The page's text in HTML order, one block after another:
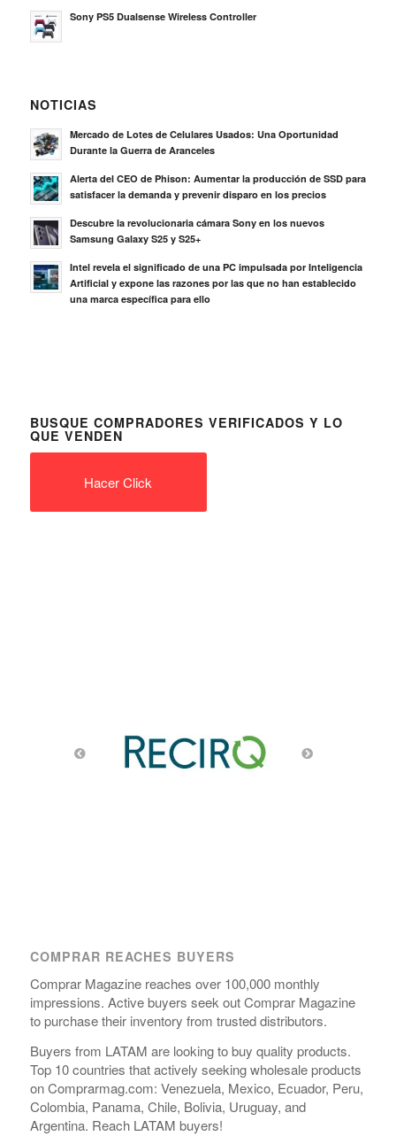
Sony PS5 Dualsense Wireless Controller
NOTICIAS
Mercado de Lotes de Celulares Usados: Una Oportunidad
Durante la Guerra de Aranceles
Alerta del CEO de Phison: Aumentar la producción de SSD para
satisfacer la demanda y prevenir disparo en los precios
Descubre la revolucionaria cámara Sony en los nuevos
Samsung Galaxy S25 y S25+
Intel revela el significado de una PC impulsada por Inteligencia
Artificial y expone las razones por las que no han establecido
una marca específica para ello
BUSQUE COMPRADORES VERIFICADOS Y LO
QUE VENDEN
Hacer Click
COMPRAR REACHES BUYERS
Comprar Magazine reaches over 100,000 monthly
impressions. Active buyers seek out Comprar Magazine
to purchase their inventory from trusted distributors.
Buyers from LATAM are looking to buy quality products.
Top 10 countries that actively seeking wholesale products
on Comprarmag.com: Venezuela, Mexico, Ecuador, Peru,
Colombia, Panama, Chile, Bolivia, Uruguay, and
Argentina. Reach LATAM buyers!